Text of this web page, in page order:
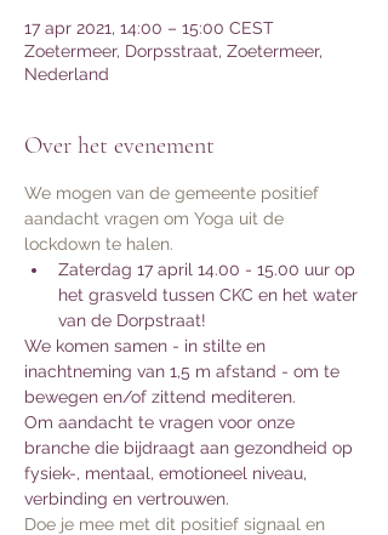
17 apr 2021, 14:00 – 15:00 CEST
Zoetermeer, Dorpsstraat, Zoetermeer,
Nederland
Over het evenement
We mogen van de gemeente positief
aandacht vragen om Yoga uit de
lockdown te halen.
Zaterdag 17 april 14.00 - 15.00 uur op
het grasveld tussen CKC en het water
van de Dorpstraat!
We komen samen - in stilte en
inachtneming van 1,5 m afstand - om te
bewegen en/of zittend mediteren.
Om aandacht te vragen voor onze
branche die bijdraagt aan gezondheid op
fysiek-, mentaal, emotioneel niveau,
verbinding en vertrouwen.
Doe je mee met dit positief signaal en